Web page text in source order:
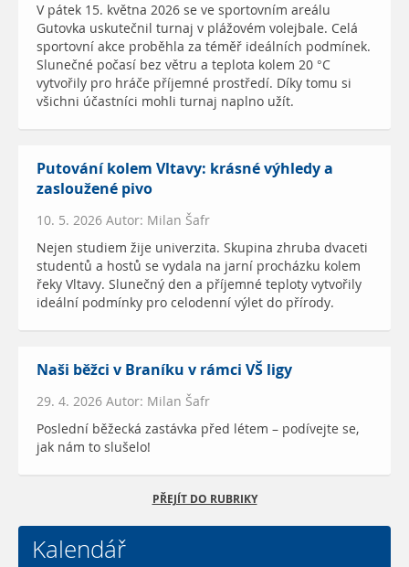
V pátek 15. května 2026 se ve sportovním areálu
Gutovka uskutečnil turnaj v plážovém volejbale. Celá
sportovní akce proběhla za téměř ideálních podmínek.
Slunečné počasí bez větru a teplota kolem 20 °C
vytvořily pro hráče příjemné prostředí. Díky tomu si
všichni účastníci mohli turnaj naplno užít.
Putování kolem Vltavy: krásné výhledy a
zasloužené pivo
10. 5. 2026 Autor: Milan Šafr
Nejen studiem žije univerzita. Skupina zhruba dvaceti
studentů a hostů se vydala na jarní procházku kolem
řeky Vltavy. Slunečný den a příjemné teploty vytvořily
ideální podmínky pro celodenní výlet do přírody.
Naši běžci v Braníku v rámci VŠ ligy
29. 4. 2026 Autor: Milan Šafr
Poslední běžecká zastávka před létem – podívejte se,
jak nám to slušelo!
PŘEJÍT DO RUBRIKY
Kalendář